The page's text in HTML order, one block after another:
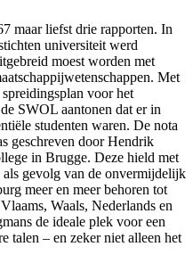
maar liefst drie rapporten. In
universiteit werd
moest worden met
Met
voor het
SWOL aantonen dat er in
studenten waren. De nota
geschreven door Hendrik
in Brugge. Deze hield met
gevolg van de onvermijdelijk
meer en meer behoren tot
Waals, Nederlands en
de ideale plek voor een
talen – en zeker niet alleen het